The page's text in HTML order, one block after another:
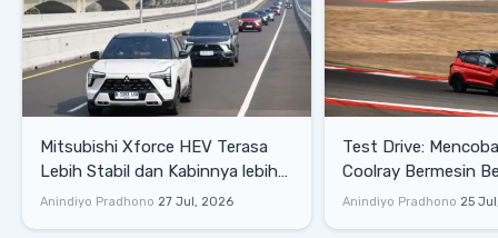
Mitsubishi Xforce HEV Terasa
Lebih Stabil dan Kabinnya lebih
Senyap
Anindiyo Pradhono 27 Jul, 2026
Test Drive: Mencoba Geely
Coolray Bermesin
di Sirkuit Mandalika
Anindiyo Pradhono 25